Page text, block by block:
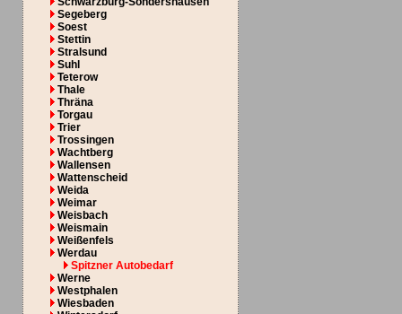
Segeberg
Soest
Stettin
Stralsund
Suhl
Teterow
Thale
Thräna
Torgau
Trier
Trossingen
Wachtberg
Wallensen
Wattenscheid
Weida
Weimar
Weisbach
Weismain
Weißenfels
Werdau
Spitzner Autobedarf
Werne
Westphalen
Wiesbaden